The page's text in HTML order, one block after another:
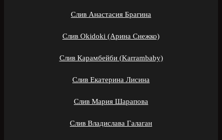
Слив Анастасия Брагина
Слив Okidoki (Арина Снежко)
Слив Карамбейби (Karrambaby)
Слив Екатерина Лисина
Слив Мария Шарапова
Слив Владислава Галаган